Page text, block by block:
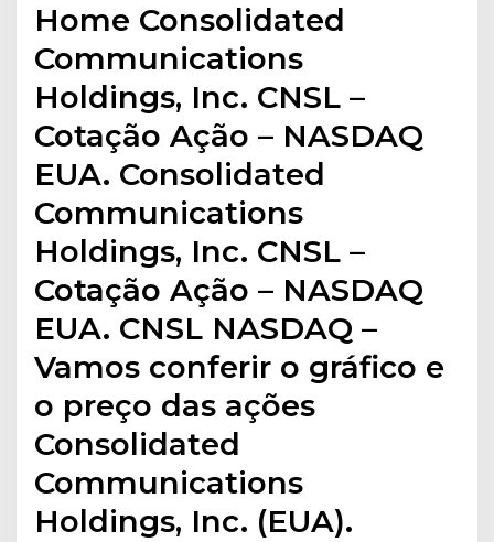
Home Consolidated
Communications
Holdings, Inc. CNSL –
Cotação Ação – NASDAQ
EUA. Consolidated
Communications
Holdings, Inc. CNSL –
Cotação Ação – NASDAQ
EUA. CNSL NASDAQ –
Vamos conferir o gráfico e
o preço das ações
Consolidated
Communications
Holdings, Inc. (EUA).